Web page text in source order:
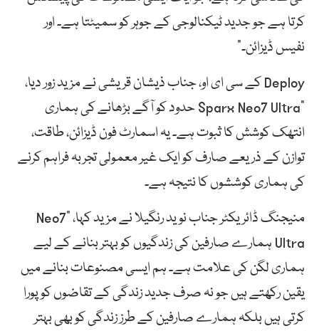
کرتا ہے جو جدید ٹیکنالوجی کے جوہر کو سمیٹتا ہے۔ اور
نفیس ڈیزائن۔”
Deploy کے سی ای او، جناب ذیشان قریشی نے مزید زور دیا،
“Sparx Neo7 Ultra حدود کو آگے بڑھانے کی ہماری
انتھک کوشش کا ثبوت ہے۔ یہ اسمارٹ فون ڈیزائن، طاقت،
توازن کے ذریعے صارف کو ایک غیر معمولی تجربہ فراہم کرنے
کی ہماری کوششوں کا نتیجہ ہے۔
منیجنگ ڈائریکٹر جناب نوید رنگیلا نے مزید کہا، “Neo7
Ultra ہمارے صارفین کی زندگیوں کو بہتر بنانے کے لیے
ہماری لگن کی علامت ہے۔ ہم ایسی مصنوعات بنانے میں
یقین رکھتے ہیں جو نہ صرف جدید زندگی کے تقاضوں کو پورا
کرتی ہیں بلکہ ہمارے صارفین کے طرز زندگی کو بھی بہتر